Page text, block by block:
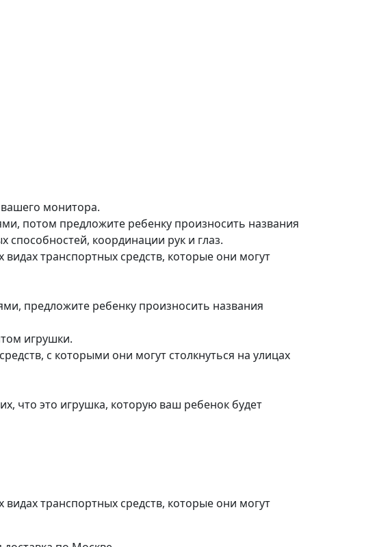
монитора.
потом предложите ребенку произносить названия
способностей, координации рук и глаз.
транспортных средств, которые они могут
предложите ребенку произносить названия
игрушки.
с которыми они могут столкнуться на улицах
что это игрушка, которую ваш ребенок будет
транспортных средств, которые они могут